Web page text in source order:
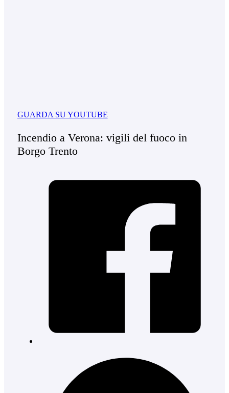
GUARDA SU YOUTUBE
Incendio a Verona: vigili del fuoco in
Borgo Trento